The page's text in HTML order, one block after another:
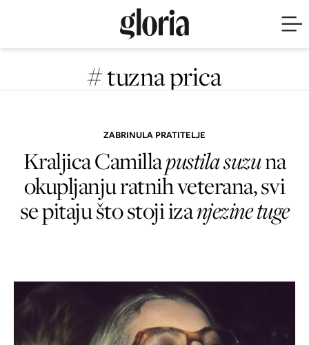
# tuzna prica
ZABRINULA PRATITELJE
Kraljica Camillapustila suzuna
okupljanju ratnih veterana, svi
se pitaju što stoji izanjezine tuge